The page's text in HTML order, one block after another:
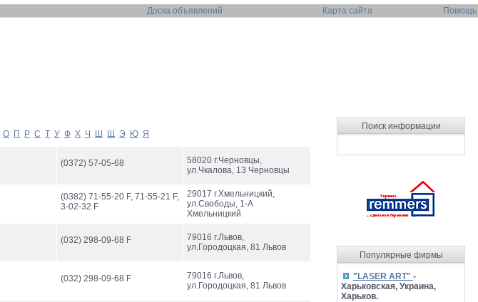
Доска объявлений Карта сайта Помощь
О П Р С Т У Ф Х Ч Ш Щ Э Ю Я
(0372) 57-05-68
58020 г.Черновцы,
ул.Чкалова, 13 Черновцы
(0382) 71-55-20 F, 71-55-21 F,
3-02-32 F
29017 г.Хмельницкий,
ул.Свободы, 1-А
Хмельницкий
(032) 298-09-68 F
79016 г.Львов,
ул.Городоцкая, 81 Львов
(032) 298-09-68 F
79016 г.Львов,
ул.Городоцкая, 81 Львов
Поиск информации
Популярные фирмы
"LASER ART" -
Харьковская, Украина,
Харьков.